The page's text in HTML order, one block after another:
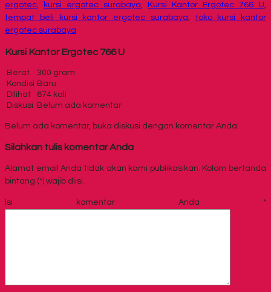
ergotec, kursi ergotec surabaya, Kursi Kantor Ergotec 766 U,
tempat beli kursi kantor ergotec surabaya, toko kursi kantor
ergotec surabaya
Kursi Kantor Ergotec 766 U
Berat
300 gram
Kondisi Baru
Dilihat
674 kali
Diskusi
Belum ada komentar
Belum ada komentar, buka diskusi dengan komentar Anda.
Silahkan tulis komentar Anda
Alamat email Anda tidak akan kami publikasikan. Kolom bertanda
bintang (*) wajib diisi.
Isi komentar Anda *